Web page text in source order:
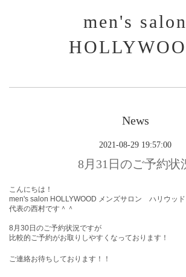
men's salon
News
2021-08-29 19:57:00
8月31日のご予約状
こんにちは！
men's salon HOLLYWOOD メンズサロン ハリウッ
代表の西村です＾＾
8月30日のご予約状況ですが
比較的ご予約がお取りしやすくなっております！
ご連絡お待ちしております！！